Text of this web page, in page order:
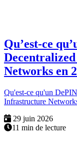
Qu’est-ce
Networks en
Qu'est-ce qu'un
Infrastructure
29 juin 2026
11 min de lecture